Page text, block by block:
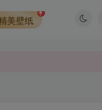
美壁纸